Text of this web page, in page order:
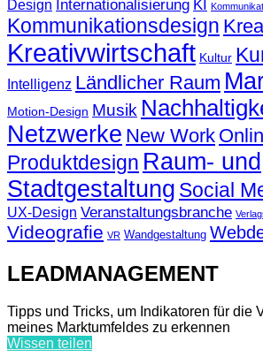
Design Internationalisierung KI
Kommunikationsdesign
Kreativwirtschaft Kultur
Intelligenz Ländlicher Raum
Motion-Design Musik
Netzwerke New Work
Produktdesign Raum- und
Stadtgestaltung Social
UX-Design Veranstaltungsbranche
Videografie VR Wandgestaltung
LEADMANAGEMENT
Tipps und Tricks, um Indikatoren für die
meines Marktumfeldes zu erkennen
Wissen teilen